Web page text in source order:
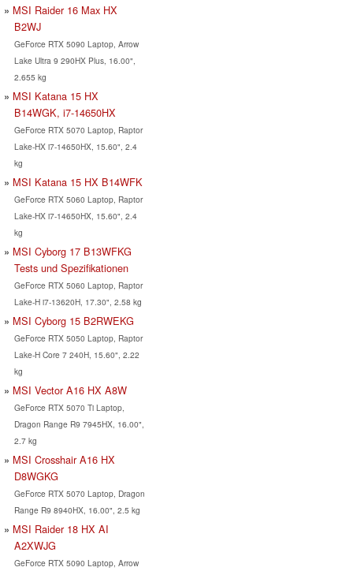
MSI Raider 16 Max HX
B2WJ
GeForce RTX 5090 Laptop, Arrow
Lake Ultra 9 290HX Plus, 16.00",
2.655 kg
MSI Katana 15 HX
B14WGK, i7-14650HX
GeForce RTX 5070 Laptop, Raptor
Lake-HX i7-14650HX, 15.60", 2.4
kg
MSI Katana 15 HX B14WFK
GeForce RTX 5060 Laptop, Raptor
Lake-HX i7-14650HX, 15.60", 2.4
kg
MSI Cyborg 17 B13WFKG
Tests und Spezifikationen
GeForce RTX 5060 Laptop, Raptor
Lake-H i7-13620H, 17.30", 2.58 kg
MSI Cyborg 15 B2RWEKG
GeForce RTX 5050 Laptop, Raptor
Lake-H Core 7 240H, 15.60", 2.22
kg
MSI Vector A16 HX A8W
GeForce RTX 5070 Ti Laptop,
Dragon Range R9 7945HX, 16.00",
2.7 kg
MSI Crosshair A16 HX
D8WGKG
GeForce RTX 5070 Laptop, Dragon
Range R9 8940HX, 16.00", 2.5 kg
MSI Raider 18 HX AI
A2XWJG
GeForce RTX 5090 Laptop, Arrow